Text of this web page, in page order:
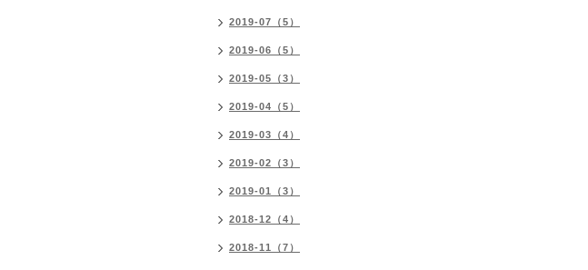
2019-07（5）
2019-06（5）
2019-05（3）
2019-04（5）
2019-03（4）
2019-02（3）
2019-01（3）
2018-12（4）
2018-11（7）